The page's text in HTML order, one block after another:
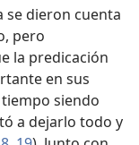
se dieron cuenta
pero
la predicación
en sus
siendo
a dejarlo todo y